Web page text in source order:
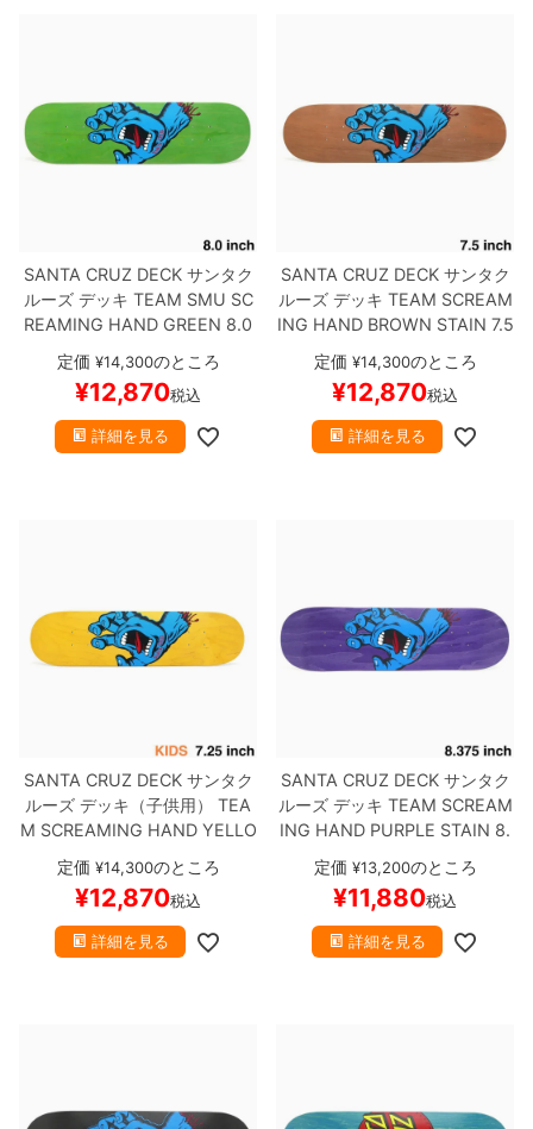
SANTA CRUZ DECKサンタク
ルーズデッキ TEAM SMU SC
REAMING HAND GREEN 8.0
スケートボード スケボー
定価 ¥14,300のところ
¥12,870税込
詳細を見る
SANTA CRUZ DECKサンタク
ルーズデッキ TEAM SCREAM
ING HAND BROWN STAIN 7.5
スケートボード スケボー
定価 ¥14,300のところ
¥12,870税込
詳細を見る
SANTA CRUZ DECKサンタク
ルーズ デッキ（子供用）
TEA
M SCREAMING HAND YELLO
W STAIN 7.25
スケボー
定価 ¥14,300のところ
¥12,870税込
詳細を見る
SANTA CRUZ DECKサンタク
ルーズ デッキ TEAM SCREAM
ING HAND PURPLE STAIN 8.
スケートボード スケボー
定価 ¥13,200のところ
¥11,880税込
詳細を見る